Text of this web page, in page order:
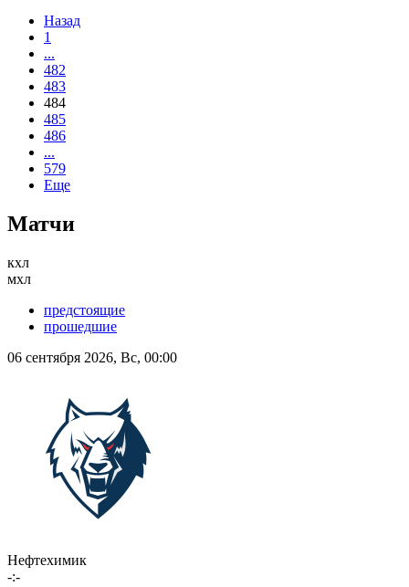
Назад
1
...
482
483
484
485
486
...
579
Еще
Матчи
кхл
мхл
предстоящие
прошедшие
06 сентября 2026, Вс, 00:00
Нефтехимик
-:-